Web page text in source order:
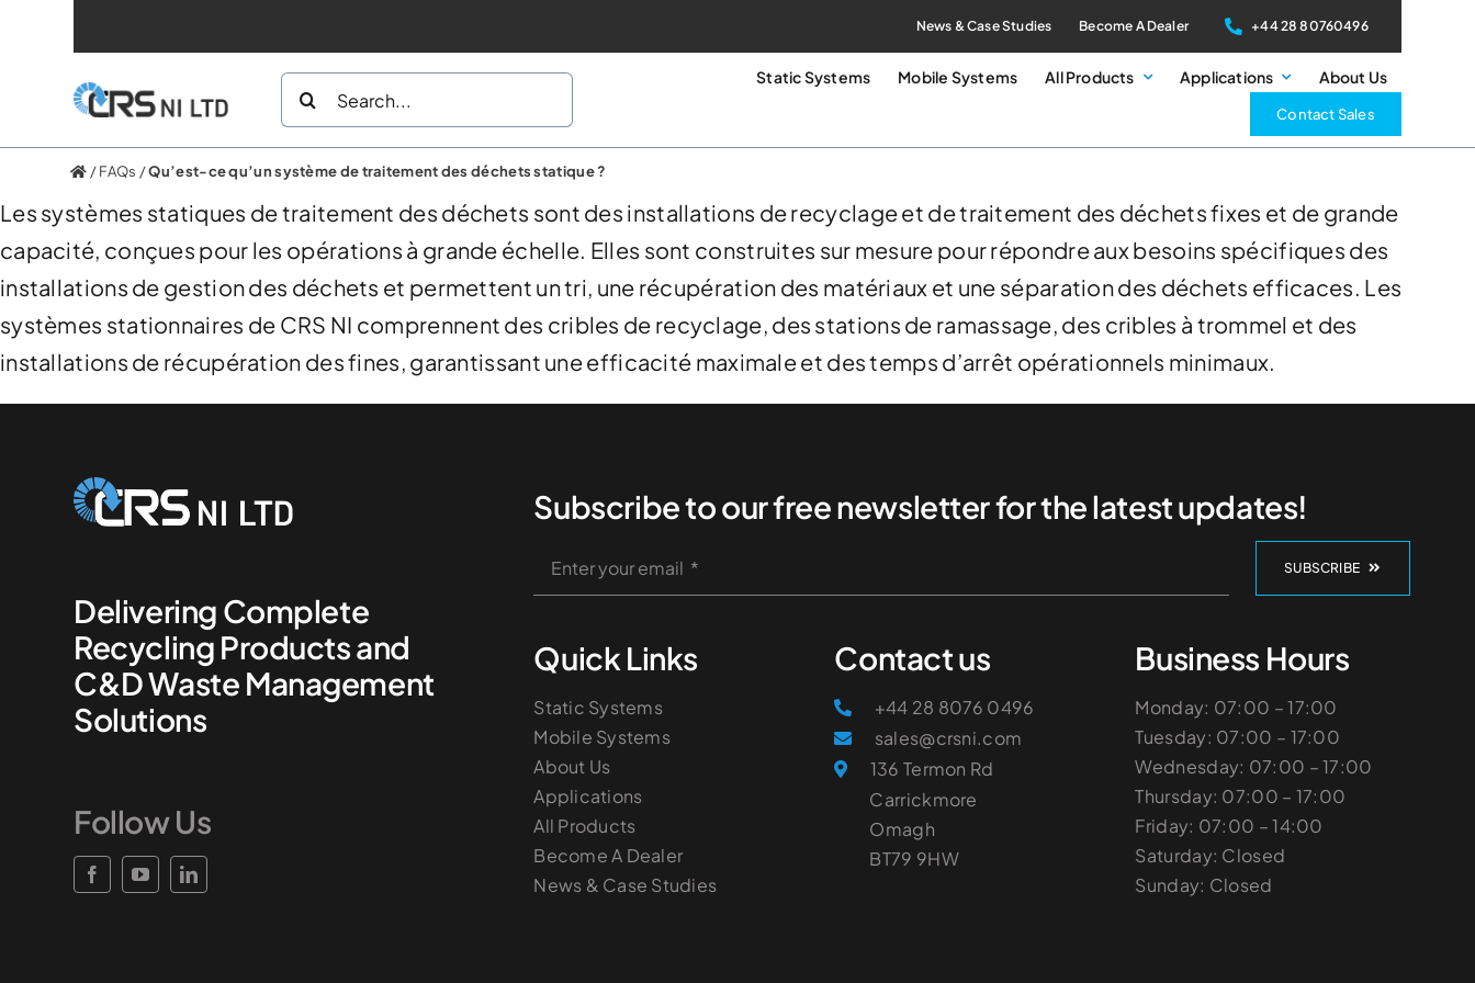
content
News & Case Studies Become A Dealer +44 28 80760496
Search
for:
Static Systems Mobile Systems All Products Applications About Us
Contact Sales
/FAQs /Qu’est-ce qu’un système de traitement des déchets statique ?
Les systèmes statiques de traitement des déchets sont des installations de recyclage et de traitement des déchets fixes et de grande
capacité, conçues pour les opérations à grande échelle. Elles sont construites sur mesure pour répondre aux besoins spécifiques des
installations de gestion des déchets et permettent un tri, une récupération des matériaux et une séparation des déchets efficaces. Les
systèmes stationnaires de CRS NI comprennent des cribles de recyclage, des stations de ramassage, des cribles à trommel et des
installations de récupération des fines, garantissant une efficacité maximale et des temps d’arrêt opérationnels minimaux.
Delivering Complete
Recycling Products and
C&D Waste Management
Solutions
Follow Us
Subscribe to our free newsletter for the latest updates!
SUBSCRIBE
Quick Links
Static Systems
Mobile Systems
About Us
Applications
All Products
Become A Dealer
News & Case Studies
Contact us
+44 28 8076 0496
sales@crsni.com
136 Termon Rd
Carrickmore
Omagh
​BT79 9HW
Business Hours
Monday: 07:00 – 17:00
Tuesday: 07:00 – 17:00
Wednesday: 07:00 – 17:00
Thursday: 07:00 – 17:00
Friday: 07:00 – 14:00
Saturday: Closed
Sunday: Closed